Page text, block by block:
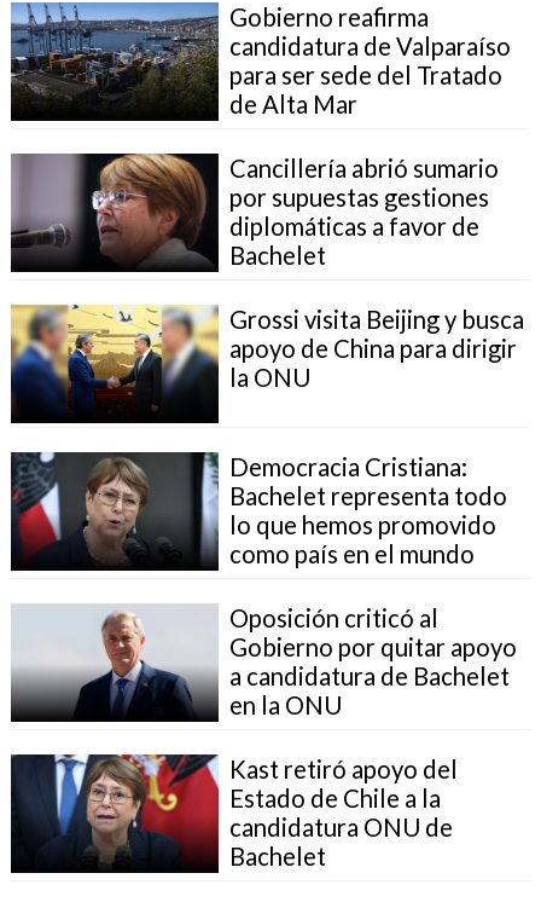
Gobierno reafirma
candidatura de Valparaíso
para ser sede del Tratado
de Alta Mar
Cancillería abrió sumario
por supuestas gestiones
diplomáticas a favor de
Bachelet
Grossi visita Beijing y busca
apoyo de China para dirigir
la ONU
Democracia Cristiana:
Bachelet representa todo
lo que hemos promovido
como país en el mundo
Oposición criticó al
Gobierno por quitar apoyo
a candidatura de Bachelet
en la ONU
Kast retiró apoyo del
Estado de Chile a la
candidatura ONU de
Bachelet